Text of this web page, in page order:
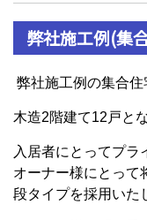
弊社施工例(集
弊社施工例の集合住
木造2階建て12戸と
入居者にとってプラ
オーナー様にとって
段タイプを採用いた